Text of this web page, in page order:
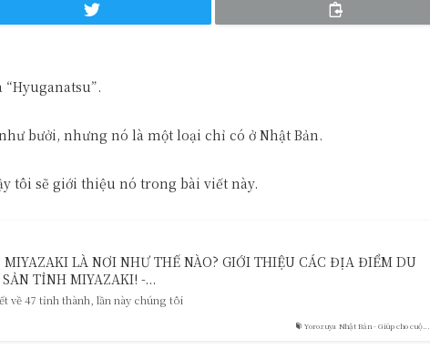
bưởi, nhưng nó là một loại chỉ có ở Nhật Bản.
tôi sẽ giới thiệu nó trong bài viết này.
Yorozuya Nhật Bản - Giúp cho cuộ...
MIYAZAKI LÀ NƠI NHƯ THẾ NÀO? GIỚI THIỆU CÁC ĐỊA ĐIỂM DU
TỈNH MIYAZAKI! -...
về 47 tỉnh thành, lần này chúng tôi